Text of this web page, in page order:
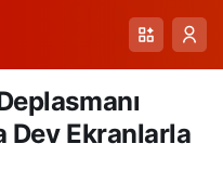
Dev Ekranlarla
Paylaş